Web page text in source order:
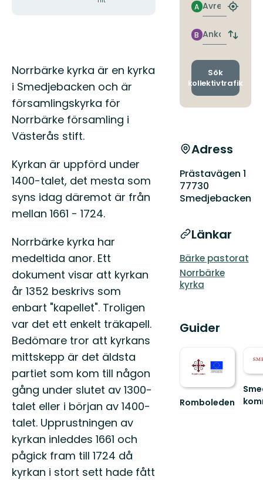
Beskrivning
Norrbärke kyrka är en kyrka
i Smedjebacken och är
församlingskyrka för
Norrbärke församling i
Västerås stift.
Kyrkan är uppförd under
1400-talet, det mesta som
syns idag däremot är från
mellan 1661 - 1724.
Norrbärke kyrka har
medeltida anor. Ett
dokument visar att kyrkan
år 1352 beskrivs som
enbart "kapellet". Troligen
var det ett enkelt träkapell.
Bedömare tror att kyrkans
mittskepp är det äldsta
partiet som kom till någon
gång under slutet av 1300-
talet eller i början av 1400-
talet. Upprustningen av
kyrkan inleddes 1661 och
pågick fram till 1724 då
kyrkan i stort sett hade fått
Avresa
A
Hitta
Ankomst
B
Byt
och
Sök
kollektivtrafik
Adress
Prästavägen 1
77730
Smedjebacken
Länkar
Bärke pastorat
Norrbärke
kyrka
Guider
Romboleden